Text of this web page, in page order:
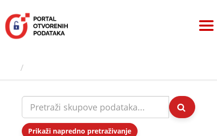
sadržaj
Prikaži napredno pretraživanje